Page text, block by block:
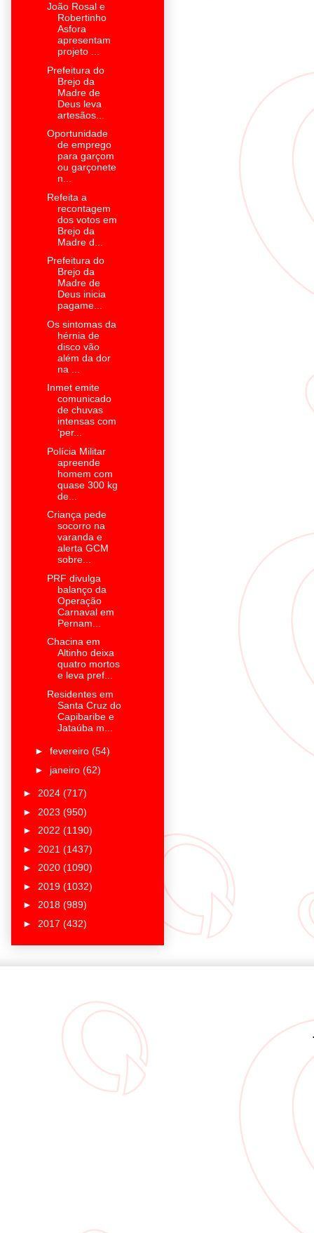
João Rosal e
Robertinho
Asfora
apresentam
projeto ...
Prefeitura do
Brejo da
Madre de
Deus leva
artesãos...
Oportunidade
de emprego
para garçom
ou garçonete
n...
Refeita a
recontagem
dos votos em
Brejo da
Madre d...
Prefeitura do
Brejo da
Madre de
Deus inicia
pagame...
Os sintomas da
hérnia de
disco vão
além da dor
na ...
Inmet emite
comunicado
de chuvas
intensas com
‘per...
Polícia Militar
apreende
homem com
quase 300 kg
de...
Criança pede
socorro na
varanda e
alerta GCM
sobre...
PRF divulga
balanço da
Operação
Carnaval em
Pernam...
Chacina em
Altinho deixa
quatro mortos
e leva pref...
Residentes em
Santa Cruz do
Capibaribe e
Jataúba m...
► fevereiro (54)
► janeiro (62)
► 2024 (717)
► 2023 (950)
► 2022 (1190)
► 2021 (1437)
► 2020 (1090)
► 2019 (1032)
► 2018 (989)
► 2017 (432)